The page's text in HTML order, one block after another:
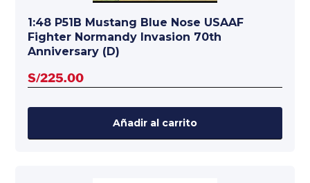
1:48 P51B Mustang Blue Nose USAAF
Fighter Normandy Invasion 70th
Anniversary (D)
S/225.00
Añadir al carrito